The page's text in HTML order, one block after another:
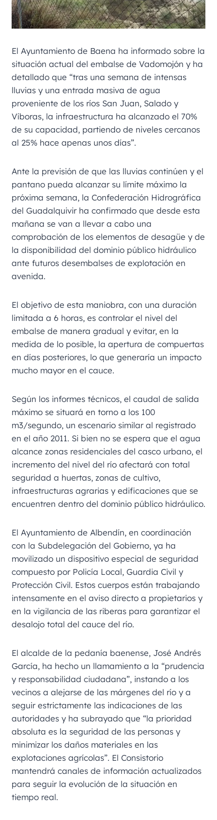
El Ayuntamiento de Baena ha informado sobre la
situación actual del embalse de Vadomojón y ha
detallado que “tras una semana de intensas
lluvias y una entrada masiva de agua
proveniente de los ríos San Juan, Salado y
Víboras, la infraestructura ha alcanzado el 70%
de su capacidad, partiendo de niveles cercanos
al 25% hace apenas unos días”.
Ante la previsión de que las lluvias continúen y el
pantano pueda alcanzar su límite máximo la
próxima semana, la Confederación Hidrográfica
del Guadalquivir ha confirmado que desde esta
mañana se van a llevar a cabo una
comprobación de los elementos de desagüe y de
la disponibilidad del dominio público hidráulico
ante futuros desembalses de explotación en
avenida.
El objetivo de esta maniobra, con una duración
limitada a 6 horas, es controlar el nivel del
embalse de manera gradual y evitar, en la
medida de lo posible, la apertura de compuertas
en días posteriores, lo que generaría un impacto
mucho mayor en el cauce.
Según los informes técnicos, el caudal de salida
máximo se situará en torno a los 100
m3/segundo, un escenario similar al registrado
en el año 2011. Si bien no se espera que el agua
alcance zonas residenciales del casco urbano, el
incremento del nivel del río afectará con total
seguridad a huertas, zonas de cultivo,
infraestructuras agrarias y edificaciones que se
encuentren dentro del dominio público hidráulico.
El Ayuntamiento de Albendín, en coordinación
con la Subdelegación del Gobierno, ya ha
movilizado un dispositivo especial de seguridad
compuesto por Policía Local, Guardia Civil y
Protección Civil. Estos cuerpos están trabajando
intensamente en el aviso directo a propietarios y
en la vigilancia de las riberas para garantizar el
desalojo total del cauce del río.
El alcalde de la pedanía baenense, José Andrés
García, ha hecho un llamamiento a la “prudencia
y responsabilidad ciudadana”, instando a los
vecinos a alejarse de las márgenes del río y a
seguir estrictamente las indicaciones de las
autoridades y ha subrayado que “la prioridad
absoluta es la seguridad de las personas y
minimizar los daños materiales en las
explotaciones agrícolas”. El Consistorio
mantendrá canales de información actualizados
para seguir la evolución de la situación en
tiempo real.